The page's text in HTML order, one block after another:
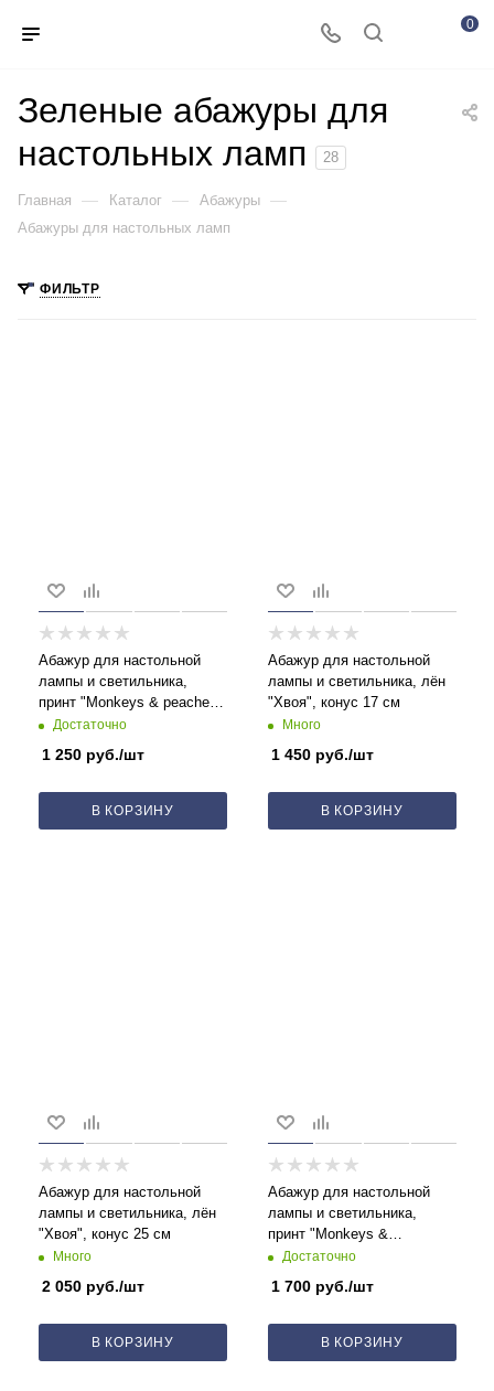
0
Зеленые абажуры для
настольных ламп
28
Главная — Каталог — Абажуры —
Абажуры для настольных ламп
ФИЛЬТР
Абажур для настольной
лампы и светильника,
принт "Monkeys & peaches",
конус 17 см
Достаточно
1 250 руб./шт
В КОРЗИНУ
Абажур для настольной
лампы и светильника, лён
"Хвоя", конус 17 см
Много
1 450 руб./шт
В КОРЗИНУ
Абажур для настольной
лампы и светильника, лён
"Хвоя", конус 25 см
Много
2 050 руб./шт
В КОРЗИНУ
Абажур для настольной
лампы и светильника,
принт "Monkeys &
Peaches", конус 25 см
Достаточно
1 700 руб./шт
В КОРЗИНУ